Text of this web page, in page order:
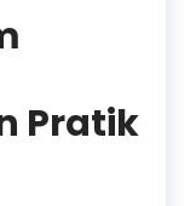
Pratik